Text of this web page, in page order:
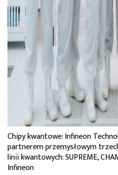
Chipy kwantowe: Infineon
partnerem przemysłowym
linii kwantowych: SUPREME,
Infineon